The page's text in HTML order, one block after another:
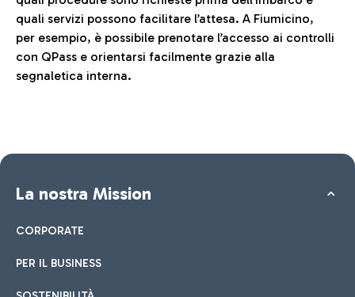
quali servizi possono facilitare l’attesa. A Fiumicino,
per esempio, è possibile prenotare l’accesso ai controlli
con QPass e orientarsi facilmente grazie alla
segnaletica interna.
La nostra Mission
CORPORATE
PER IL BUSINESS